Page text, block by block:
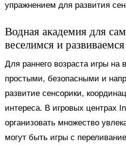
упражнением для развития
Водная академия для
веселимся и развиваемся
Для раннего возраста игры
простыми, безопасными и
развитие сенсорики,
интереса. В игровых центрах
организовать множество
могут быть игры с